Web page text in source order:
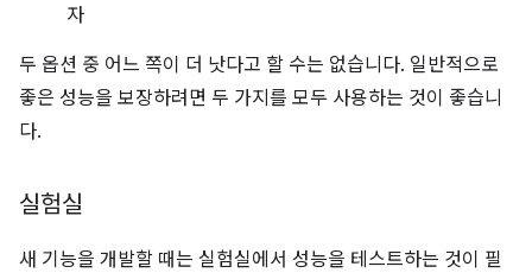
자
두 옵션 중 어느 쪽이 더 낫다고 할 수는 없습니다. 일반적으로
좋은 성능을 보장하려면 두 가지를 모두 사용하는 것이 좋습니
다.
실험실
새 기능을 개발할 때는 실험실에서 성능을 테스트하는 것이 필